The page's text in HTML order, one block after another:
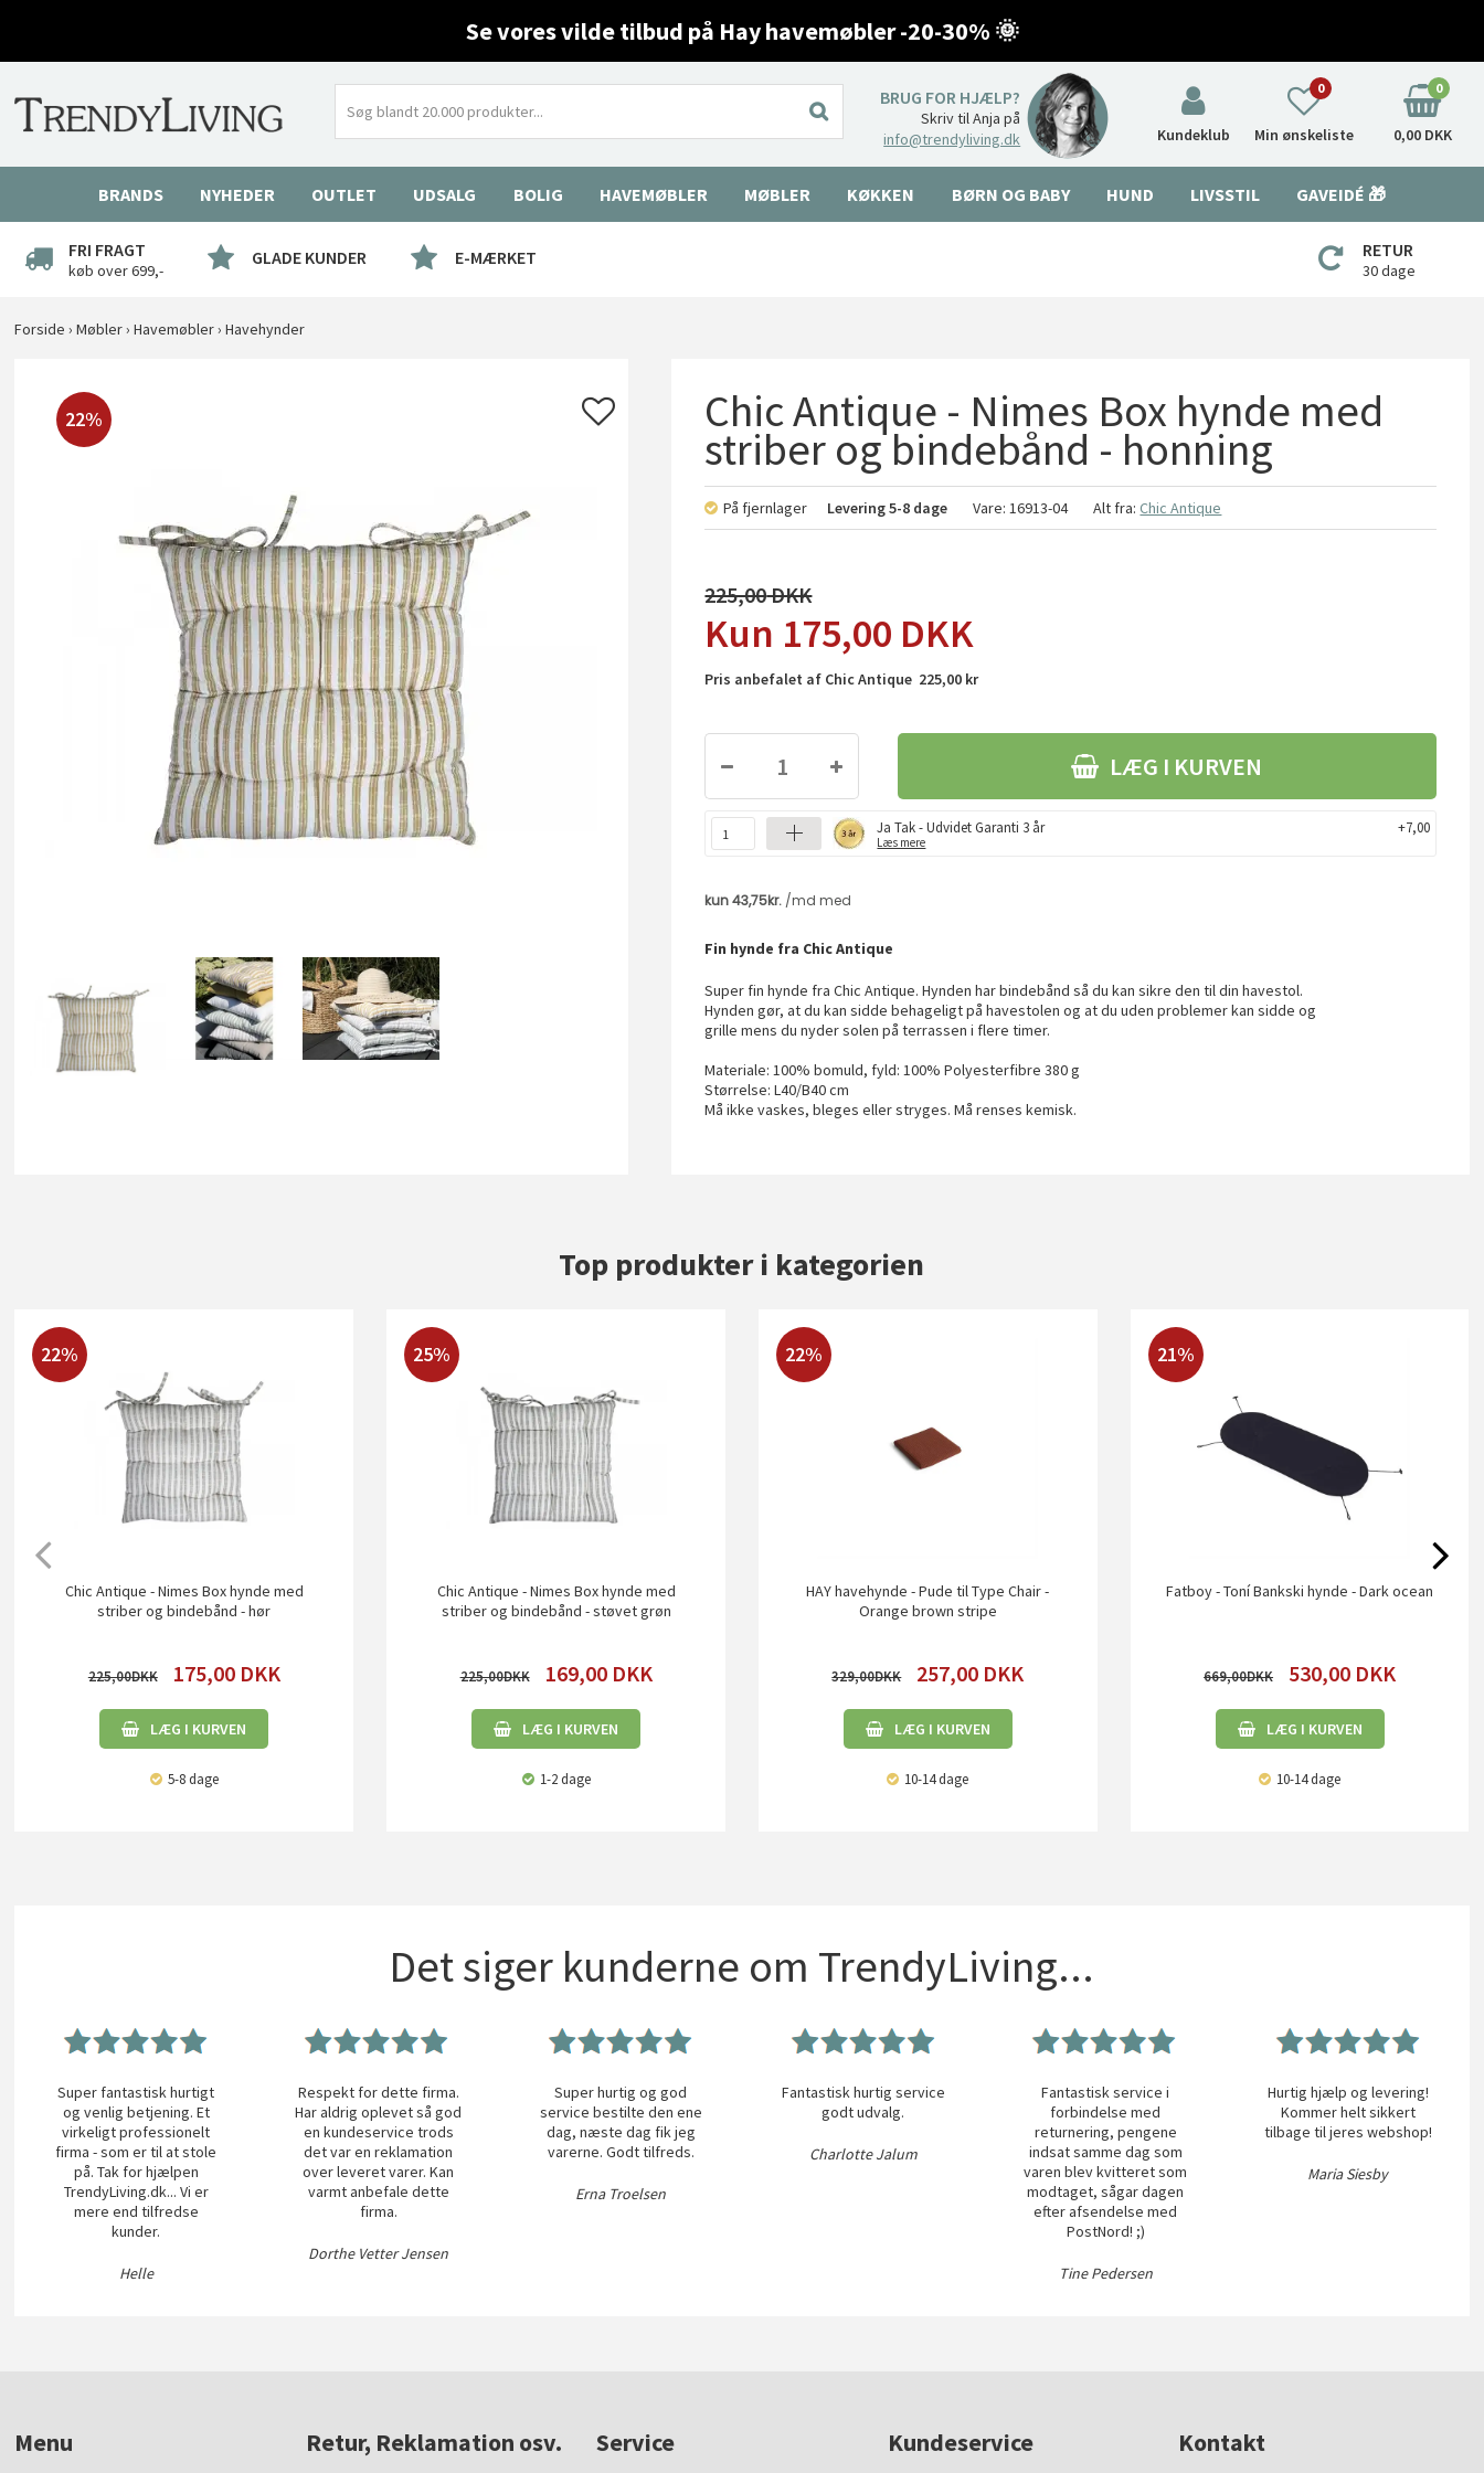
Se vores vilde tilbud på Hay havemøbler -20-30% 🌞
BRUG FOR HJÆLP?
Skriv til Anja på
info@trendyliving.dk
Kundeklub Min ønskeliste
0 0
0,00 DKK
BRANDS NYHEDER OUTLET UDSALG BOLIG HAVEMØBLER MØBLER KØKKEN BØRN OG BABY HUND LIVSSTIL GAVEIDÉ 🎁
FRI FRAGT
køb over 699,-
GLADE KUNDER E-MÆRKET RETUR
30 dage
Forside ›Møbler›Havemøbler›Havehynder
22% Chic Antique - Nimes Box hynde med
striber og bindebånd - honning
På fjernlager Levering5-8 dage Vare:16913-04 Alt fra:Chic Antique
225,00
175,00 DKK
Pris anbefalet af Chic Antique 225,00 kr
LÆG I KURVEN
Ja Tak - Udvidet Garanti 3 år
Læs mere
+7,00
Fin hynde fra Chic Antique
Super fin hynde fra Chic Antique. Hynden har bindebånd så du kan sikre den til din havestol.
Hynden gør, at du kan sidde behageligt på havestolen og at du uden problemer kan sidde og
grille mens du nyder solen på terrassen i flere timer.
Materiale: 100% bomuld, fyld: 100% Polyesterfibre 380 g
Størrelse: L40/B40 cm
Må ikke vaskes, bleges eller stryges. Må renses kemisk.
Top produkter i kategorien
22%
Chic Antique - Nimes Box hynde med
striber og bindebånd - hør
225,00 175,00 DKK
LÆG I KURVEN
5-8 dage
25%
Chic Antique - Nimes Box hynde med
striber og bindebånd - støvet grøn
225,00 169,00 DKK
LÆG I KURVEN
1-2 dage
22%
HAY havehynde - Pude til Type Chair -
Orange brown stripe
329,00 257,00 DKK
LÆG I KURVEN
10-14 dage
21%
Fatboy - Toní Bankski hynde - Dark ocean
669,00 530,00 DKK
LÆG I KURVEN
10-14 dage
Det siger kunderne om TrendyLiving...
Super fantastisk hurtigt
og venlig betjening. Et
virkeligt professionelt
firma - som er til at stole
på. Tak for hjælpen
TrendyLiving.dk... Vi er
mere end tilfredse
kunder.
Helle
Respekt for dette firma.
Har aldrig oplevet så god
en kundeservice trods
det var en reklamation
over leveret varer. Kan
varmt anbefale dette
firma.
Dorthe Vetter Jensen
Super hurtig og god
service bestilte den ene
dag, næste dag fik jeg
varerne. Godt tilfreds.
Erna Troelsen
Fantastisk hurtig service
godt udvalg.
Charlotte Jalum
Fantastisk service i
forbindelse med
returnering, pengene
indsat samme dag som
varen blev kvitteret som
modtaget, sågar dagen
efter afsendelse med
PostNord! ;)
Tine Pedersen
Hurtig hjælp og levering!
Kommer helt sikkert
tilbage til jeres webshop!
Maria Siesby
Menu Retur, Reklamation osv. Service Kundeservice Kontakt